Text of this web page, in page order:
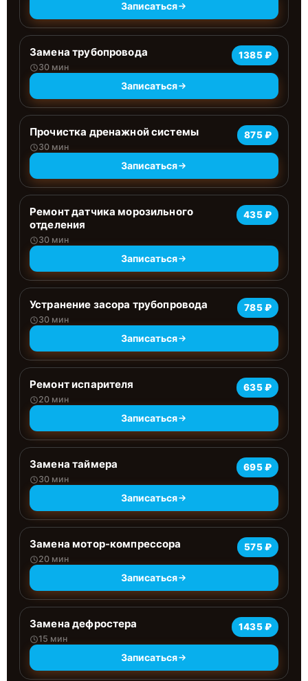
Записаться
Замена трубопровода
30 мин
1385 ₽
Записаться
Прочистка дренажной системы
30 мин
875 ₽
Записаться
Ремонт датчика морозильного
отделения
30 мин
435 ₽
Записаться
Устранение засора трубопровода
30 мин
785 ₽
Записаться
Ремонт испарителя
20 мин
635 ₽
Записаться
Замена таймера
30 мин
695 ₽
Записаться
Замена мотор-компрессора
20 мин
575 ₽
Записаться
Замена дефростера
15 мин
1435 ₽
Записаться